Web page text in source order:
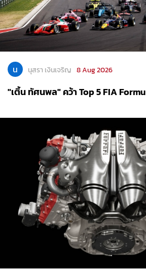
น นุสรา เงินเจริญ 8 Aug 2026
"เติ้น ทัศนพล" คว้า Top 5 FIA